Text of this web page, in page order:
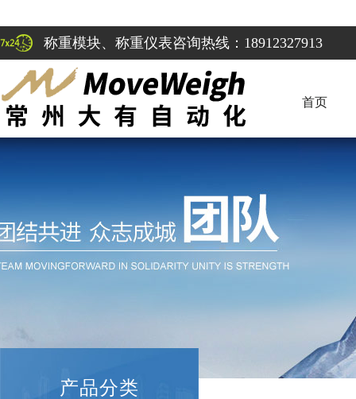
称重模块、称重仪表咨询热线：18912327913
首页
产品分类